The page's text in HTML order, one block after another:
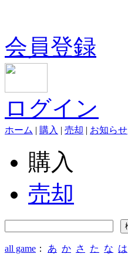
会員登録
ログイン
ホーム | 購入 | 売却 | お知らせ
購入
売却
all game ： あ か さ た な は